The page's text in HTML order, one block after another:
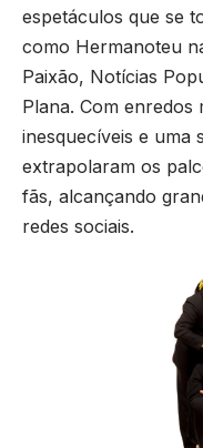
espetáculos que se
como Hermanoteu
Paixão, Notícias
Plana. Com enredos
inesquecíveis e uma
extrapolaram os
fãs, alcançando
redes sociais.